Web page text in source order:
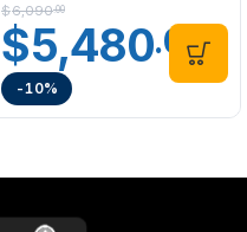
$6,090.00
$5,480.00
-10%